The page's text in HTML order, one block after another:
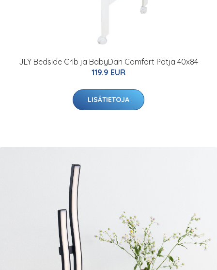
JLY Bedside Crib ja BabyDan Comfort Patja 40x84
119.9 EUR
LISÄTIETOJA